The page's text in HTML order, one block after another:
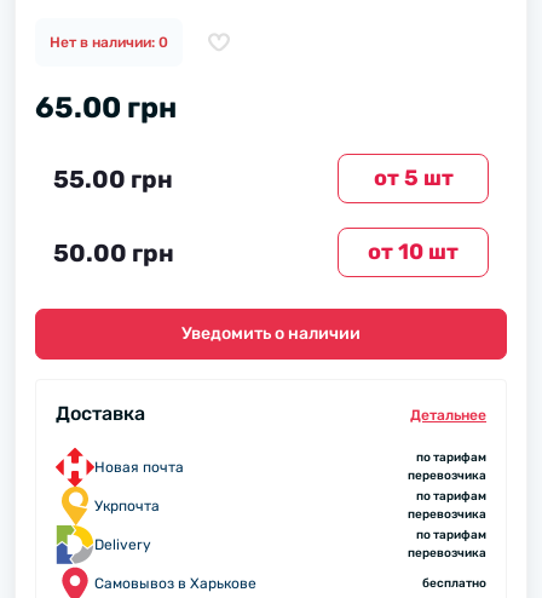
Нет в наличии: 0
65.00 грн
от 5 шт
55.00 грн
от 10 шт
50.00 грн
Уведомить о наличии
Доставка Детальнее
Новая почта
по тарифам
перевозчика
Укрпочта
по тарифам
перевозчика
Delivery
по тарифам
перевозчика
Самовывоз в Харькове бесплатно